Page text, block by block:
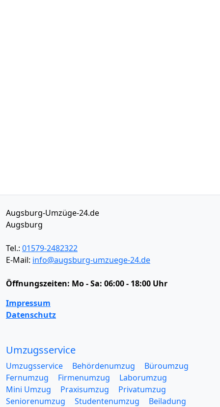
Augsburg-Umzüge-24.de
Augsburg
Tel.: 01579-2482322
E-Mail: info@augsburg-umzuege-24.de
Öffnungszeiten: Mo - Sa: 06:00 - 18:00 Uhr
Impressum
Datenschutz
Umzugsservice
Umzugsservice Behördenumzug
Büroumzug
Fernumzug
Firmenumzug
Laborumzug
Mini Umzug
Praxisumzug
Privatumzug
Seniorenumzug
Studentenumzug
Beiladung